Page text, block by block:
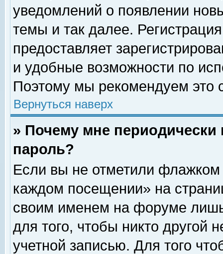
уведомлений о появлении
темы и так далее.
предоставляет
и удобные возможности по
Поэтому мы рекомендуем это
Вернуться наверх
» Почему мне
пароль?
Если вы не отметили флажком
каждом посещении» на
своим именем на форуме
для того, чтобы никто другой
учетной записью. Для того